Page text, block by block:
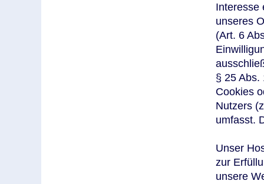
Interesse
unseres
(Art. 6
§ 25 Abs.
Cookies
Nutzers
umfasst.
Unser
zur
unsere